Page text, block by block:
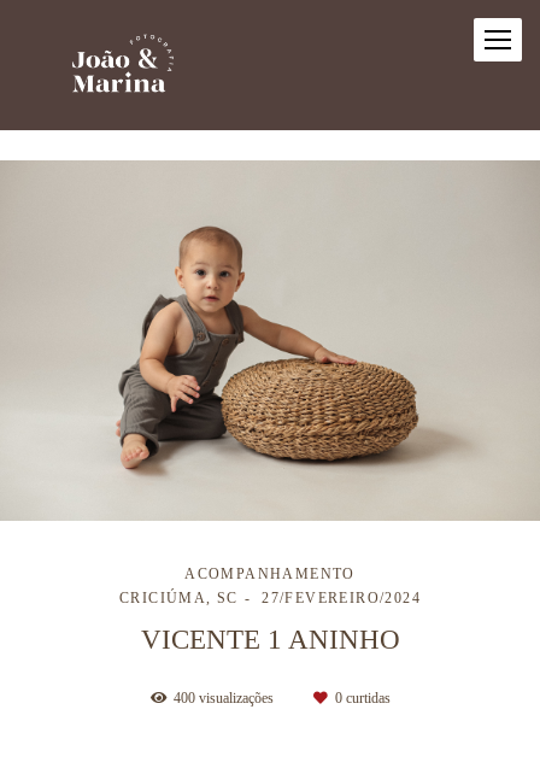
ACOMPANHAMENTO
CRICIÚMA, SC
27/FEVEREIRO/2024
VICENTE 1 ANINHO
400visualizações 0curtidas